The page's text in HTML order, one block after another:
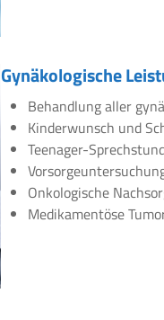
Gynäkologische
Behandlung aller
Kinderwunsch und
Teenager-
Onkologische
Medikamentöse